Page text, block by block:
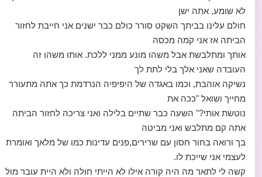
לא שומע, אתה ישן
חולם עלינו בביתך השקט סורר כולם כבר ישנים אני חייבת לחזור
הביתה אז אני קמה מכסה
אותך ומתלבשת אבל משהו מונע ממני ללכת. אותו משהו זה
העובדה שאני אלך בלי לתת לך
נשיקה אוהבת, וכמו באגדה של היפיפיה הנרדמת כך אתה מתעורר
מחייך ושואל "ככה את
נוטשת אותי?" השעה כבר שתיים בלילה ואני צריכה לחזור הביתה
אתה קם מתלבש ואני מביטה
בך ורואה בחור חסון עם שרירים,פנים עדינות כמו של מלאך ואומרת
לעצמי אני שייכת לו.
קשה לי לתאר מה היה קורה אילו לא הייתי חולה ולא היית עובר מול